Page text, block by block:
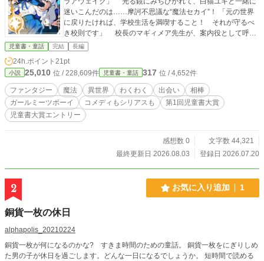
迷いこんだのは……摩訶不思議な“魔法セカイ”！ 「元の世界
に戻りたければ、学校生活を満喫すること！ それが守るべ
き校則です」 校長のマギィメア先生が、案内役として呼び
出したのは、アルトという男の子。 私とユキは、アルトと
一緒に、わくわくの魔法学校生活を送ることに。 魔法セカ
イは夢のセカイ。とっても楽しくて仕方がない！ でも……
なんだか、大切なものを忘れているような──？ ※表紙にの
みAIを使用し、加筆修正しております ※本文にはAIを一切使
用しておりません
児童書・童話 完結 長編
24h.ポイント 21pt
小説 25,010 位 / 228,609件 児童書・童話 317 位 / 4,652件
ファンタジー 魔法 異世界 わくわく 出会い
相棒
ガールミーツボーイ
コメディもシリアスも
第1回児童書大賞
児童書大賞エントリー
感想数 0
文字数 44,321
最終更新日 2026.08.03
登録日 2026.07.20
2 お気に入り追加 1
銅貨一枚の休日
alphapolis_20210224
銅貨一枚が何になるのかな? すきま時間のための童話。 銅貨一枚をにぎりしめ
た男の子が休日を過ごします。どんな一日になるでしょうか。 短時間で読める